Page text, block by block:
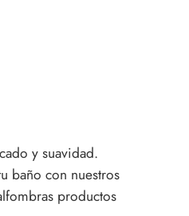
y suavidad.
baño con nuestros
productos